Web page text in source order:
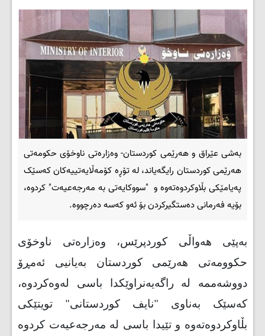
بەشی عێراق و هەرێمی کوردستان- وەزارەتی ناوخۆی حکومەتی
هەرێمی کوردستان رایگەیاند، لە تۆڕە کۆمەڵایەتییەکان کەسێک
پەیامێکی بڵاوکردوەتەوە و "سووکایەتی بە مەرجەعیەت" کردوە،
بۆیە فەرمانی دەستگیرکردن بۆ ئەو کەسە دەرچووە.
بەپێی هەواڵی کوردپرێس، وەزارەتی ناوخۆی
حکوومەتی هەرێمی کوردستان بەیانیی ئەمڕۆ
دووشەممە لە راگەیەنراوێکدا باسی لەوەکردوە،
کەسێک بەناوی "نایف کوردستانی" تویتێکی
بڵاوکردوەتەوە و تێیدا باسی لە مەرجەعیەت کردوە